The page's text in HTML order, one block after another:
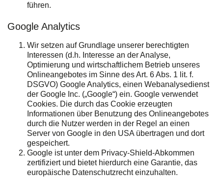
führen.
Google Analytics
Wir setzen auf Grundlage unserer berechtigten
Interessen (d.h. Interesse an der Analyse,
Optimierung und wirtschaftlichem Betrieb unseres
Onlineangebotes im Sinne des Art. 6 Abs. 1 lit. f.
DSGVO) Google Analytics, einen Webanalysedienst
der Google Inc. („Google“) ein. Google verwendet
Cookies. Die durch das Cookie erzeugten
Informationen über Benutzung des Onlineangebotes
durch die Nutzer werden in der Regel an einen
Server von Google in den USA übertragen und dort
gespeichert.
Google ist unter dem Privacy-Shield-Abkommen
zertifiziert und bietet hierdurch eine Garantie, das
europäische Datenschutzrecht einzuhalten.